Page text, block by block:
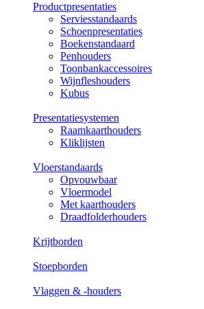
Productpresentaties
Serviesstandaards
Schoenpresentaties
Boekenstandaard
Penhouders
Toonbankaccessoires
Wijnfleshouders
Kubus
Presentatiesystemen
Raamkaarthouders
Kliklijsten
Vloerstandaards
Opvouwbaar
Vloermodel
Met kaarthouders
Draadfolderhouders
Krijtborden
Stoepborden
Vlaggen & -houders